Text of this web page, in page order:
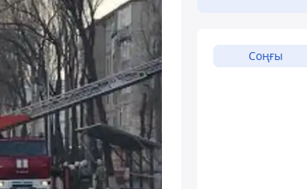
Соңғы